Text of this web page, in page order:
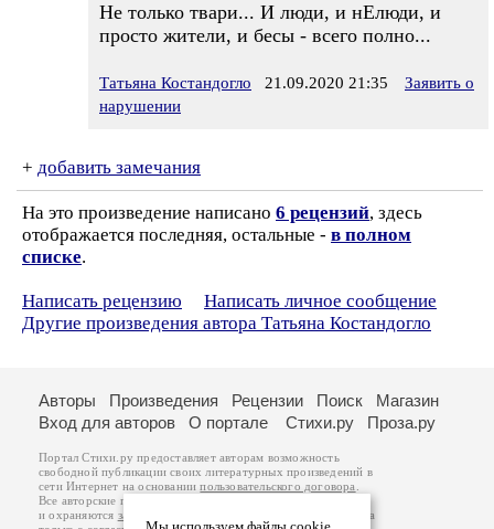
Не только твари... И люди, и нЕлюди, и
просто жители, и бесы - всего полно...
Татьяна Костандогло 21.09.2020 21:35
Заявить о
нарушении
+ добавить замечания
На это произведение написано 6 рецензий, здесь
отображается последняя, остальные - в полном
списке.
Написать рецензию
Написать личное сообщение
Другие произведения автора Татьяна Костандогло
Авторы Произведения Рецензии Поиск
Магазин
Вход для авторов
О портале Стихи.ру Проза.ру
Портал Стихи.ру предоставляет авторам возможность
свободной публикации своих литературных произведений в
сети Интернет на основаниипользовательского договора
Все авторские права на произведения принадлежат авторам
и охраняются законом
. Перепечатка произведений возможна